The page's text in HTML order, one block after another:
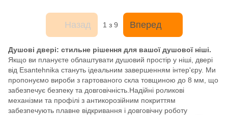
Назад 1 з 9 Вперед
Душові двері: стильне рішення для вашої душової ніші.
Якщо ви плануєте облаштувати душовий простір у ніші, двері
від Esantehnika стануть ідеальним завершенням інтер'єру. Ми
пропонуємо вироби з гартованого скла товщиною до 8 мм, що
забезпечує безпеку та довговічність.Надійні роликові
механізми та профілі з антикорозійним покриттям
забезпечують плавне відкривання і довговічну роботу